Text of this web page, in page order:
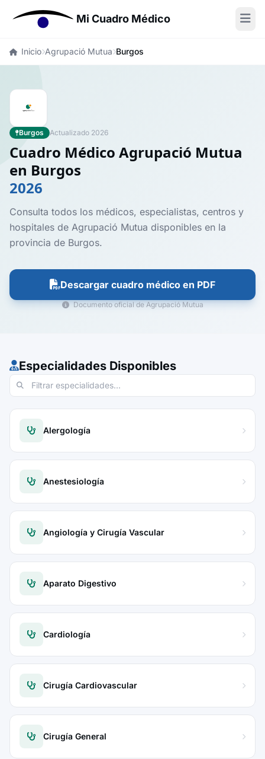
Mi Cuadro Médico
Inicio Agrupació Mutua Burgos
Burgos Actualizado 2026
Cuadro Médico Agrupació Mutua
en Burgos
2026
Consulta todos los médicos, especialistas, centros y
hospitales de Agrupació Mutua disponibles en la
provincia de Burgos.
Descargar cuadro médico en PDF
Documento oficial de Agrupació Mutua
Especialidades Disponibles
Alergología
Anestesiología
Angiología y Cirugía Vascular
Aparato Digestivo
Cardiología
Cirugía Cardiovascular
Cirugía General